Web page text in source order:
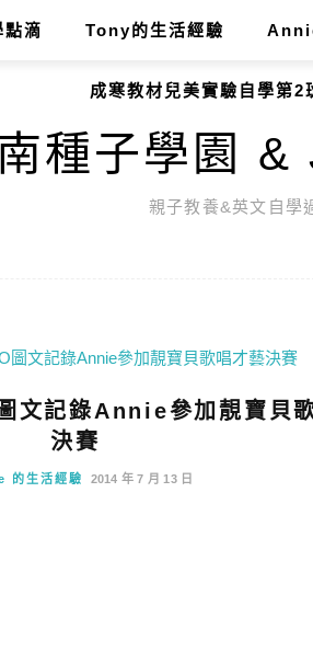
滴 Tony的生活經驗
成寒教材兒美實驗自學第2
種子學園
親子教養&英文自學
文記錄Annie參加靚寶貝
決賽
的生活經驗 2014 年 7 月 13 日